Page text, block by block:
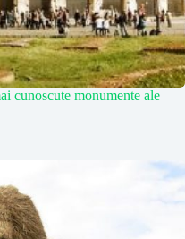
cunoscute monumente ale